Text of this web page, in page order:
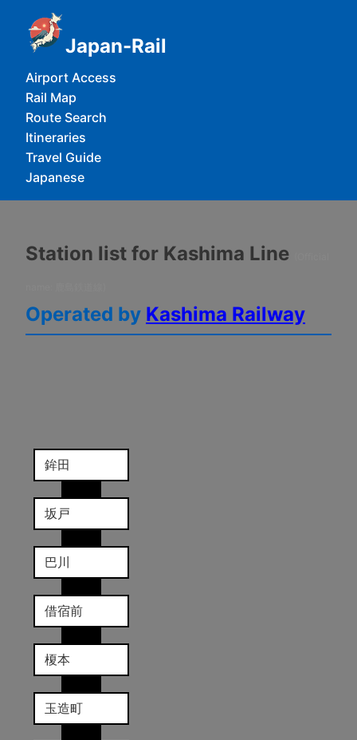
Japan-Rail
Airport Access
Rail Map
Route Search
Itineraries
Travel Guide
Japanese
Station list for Kashima Line
Operated by Kashima Railway
鉾田
坂戸
巴川
借宿前
榎本
玉造町